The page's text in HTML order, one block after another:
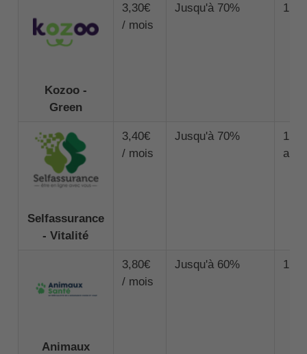
Kozoo -
Green
3,30€
/ mois
Jusqu'à 70% 1
Selfassurance
- Vitalité
3,40€
/ mois
Jusqu'à 70%
1
an
Animaux
3,80€
/ mois
Jusqu'à 60% 1